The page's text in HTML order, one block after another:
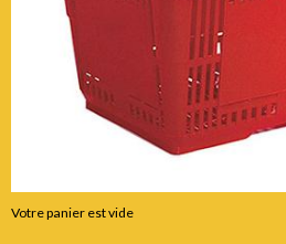
Votre panier est vide